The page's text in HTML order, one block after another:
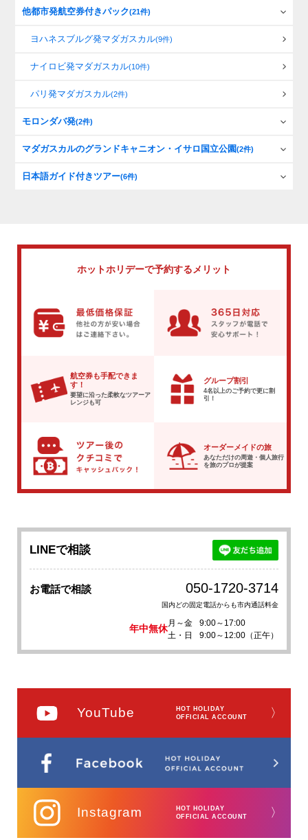
他都市発航空券付きパック(21件)
ヨハネスブルグ発マダガスカル(9件)
ナイロビ発マダガスカル(10件)
パリ発マダガスカル(2件)
モロンダバ発(2件)
マダガスカルのグランドキャニオン・イサロ国立公園(2件)
日本語ガイド付きツアー(6件)
ホットホリデーで予約するメリット
航空券も手配できま
す！
要望に沿った柔軟なツアーア
レンジも可
グループ割引
4名以上のご予約で更に割
引！
オーダーメイドの旅
あなただけの周遊・個人旅行
を旅のプロが提案
LINEで相談
お電話で相談 050-1720-3714
国内どの固定電話からも市内通話料金
年中無休
月～金
9:00～17:00
土・日
9:00～12:00（正午）
YouTube
HOT HOLIDAY
OFFICIAL ACCOUNT
〉
Instagram
HOT HOLIDAY
OFFICIAL ACCOUNT
〉